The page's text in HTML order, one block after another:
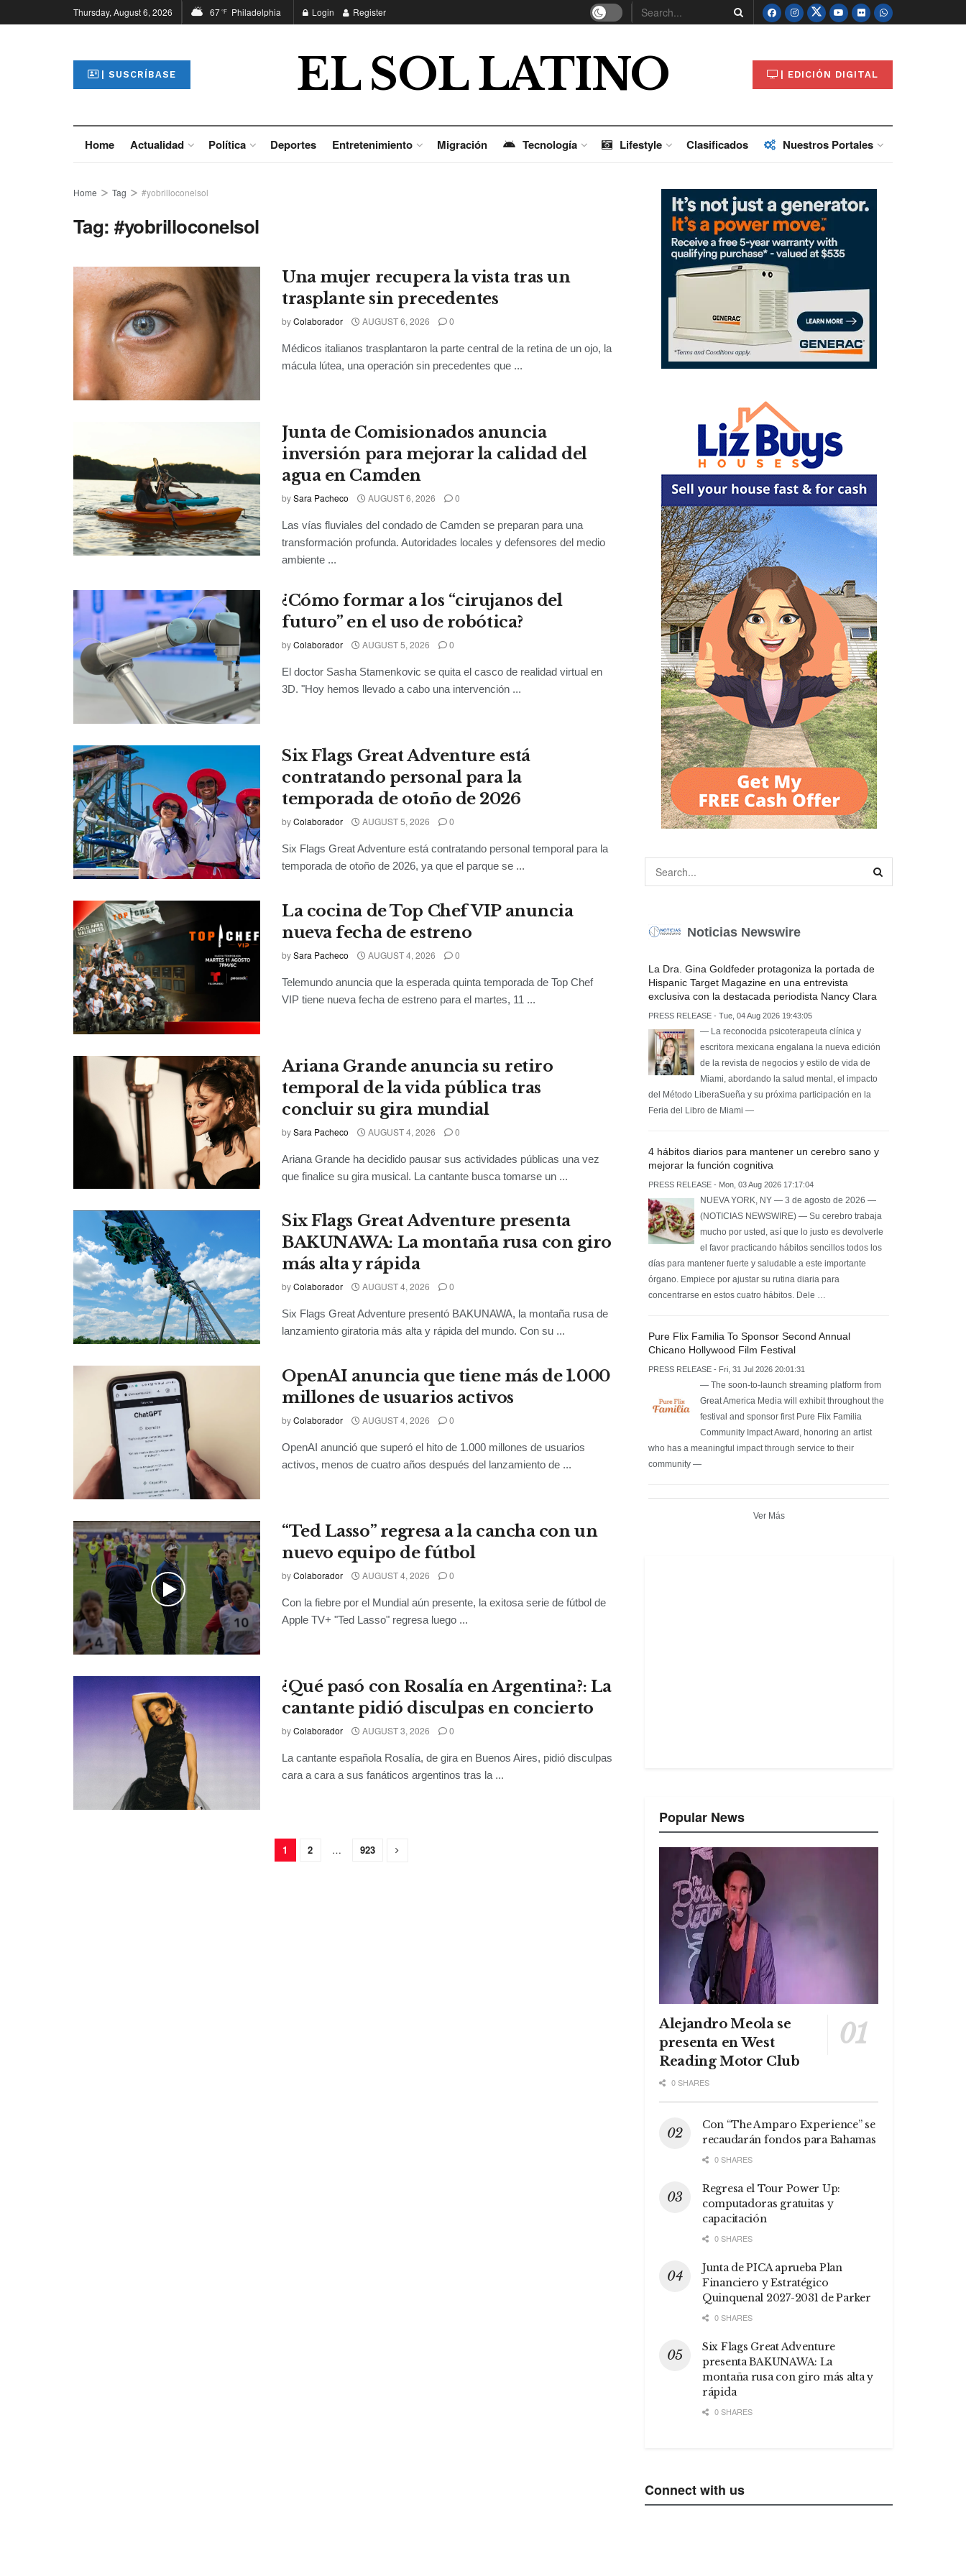
Thursday, August 6, 2026 67°F Philadelphia Login Register
| SUSCRÍBASE EL SOL LATINO | EDICIÓN DIGITAL
Home Actualidad Política Deportes Entretenimiento Migración Tecnología Lifestyle Clasificados Nuestros Portales
Home Tag #yobrilloconelsol
Tag:#yobrilloconelsol
Una mujer recupera la vista tras un
trasplante sin precedentes
byColaborador AUGUST 6, 2026 0
Médicos italianos trasplantaron la parte central de la retina de un ojo, la
mácula lútea, una operación sin precedentes que ...
Junta de Comisionados anuncia
inversión para mejorar la calidad del
agua en Camden
bySara Pacheco AUGUST 6, 2026 0
Las vías fluviales del condado de Camden se preparan para una
transformación profunda. Autoridades locales y defensores del medio
ambiente ...
¿Cómo formar a los “cirujanos del
futuro” en el uso de robótica?
byColaborador AUGUST 5, 2026 0
El doctor Sasha Stamenkovic se quita el casco de realidad virtual en
3D. "Hoy hemos llevado a cabo una intervención ...
Six Flags Great Adventure está
contratando personal para la
temporada de otoño de 2026
byColaborador AUGUST 5, 2026 0
Six Flags Great Adventure está contratando personal temporal para la
temporada de otoño de 2026, ya que el parque se ...
La cocina de Top Chef VIP anuncia
nueva fecha de estreno
bySara Pacheco AUGUST 4, 2026 0
Telemundo anuncia que la esperada quinta temporada de Top Chef
VIP tiene nueva fecha de estreno para el martes, 11 ...
Ariana Grande anuncia su retiro
temporal de la vida pública tras
concluir su gira mundial
bySara Pacheco AUGUST 4, 2026 0
Ariana Grande ha decidido pausar sus actividades públicas una vez
que finalice su gira musical. La cantante busca tomarse un ...
Six Flags Great Adventure presenta
BAKUNAWA: La montaña rusa con giro
más alta y rápida
byColaborador AUGUST 4, 2026 0
Six Flags Great Adventure presentó BAKUNAWA, la montaña rusa de
lanzamiento giratoria más alta y rápida del mundo. Con su ...
OpenAI anuncia que tiene más de 1.000
millones de usuarios activos
byColaborador AUGUST 4, 2026 0
OpenAI anunció que superó el hito de 1.000 millones de usuarios
activos, menos de cuatro años después del lanzamiento de ...
“Ted Lasso” regresa a la cancha con un
nuevo equipo de fútbol
byColaborador AUGUST 4, 2026 0
Con la fiebre por el Mundial aún presente, la exitosa serie de fútbol de
Apple TV+ "Ted Lasso" regresa luego ...
¿Qué pasó con Rosalía en Argentina?: La
cantante pidió disculpas en concierto
byColaborador AUGUST 3, 2026 0
La cantante española Rosalía, de gira en Buenos Aires, pidió disculpas
cara a cara a sus fanáticos argentinos tras la ...
1 2 … 923
Noticias Newswire
La Dra. Gina Goldfeder protagoniza la portada de
Hispanic Target Magazine en una entrevista
exclusiva con la destacada periodista Nancy Clara
PRESS RELEASE - Tue, 04 Aug 2026 19:43:05
— La reconocida psicoterapeuta clínica y
escritora mexicana engalana la nueva edición
de la revista de negocios y estilo de vida de
Miami, abordando la salud mental, el impacto
del Método LiberaSueña y su próxima participación en la
Feria del Libro de Miami —
4 hábitos diarios para mantener un cerebro sano y
mejorar la función cognitiva
PRESS RELEASE - Mon, 03 Aug 2026 17:17:04
NUEVA YORK, NY — 3 de agosto de 2026 —
(NOTICIAS NEWSWIRE) — Su cerebro trabaja
mucho por usted, así que lo justo es devolverle
el favor practicando hábitos sencillos todos los
días para mantener fuerte y saludable a este importante
órgano. Empiece por ajustar su rutina diaria para
concentrarse en estos cuatro hábitos. Dele …
Pure Flix Familia To Sponsor Second Annual
Chicano Hollywood Film Festival
PRESS RELEASE - Fri, 31 Jul 2026 20:01:31
— The soon-to-launch streaming platform from
Great America Media will exhibit throughout the
festival and sponsor first Pure Flix Familia
Community Impact Award, honoring an artist
who has a meaningful impact through service to their
community —
Ver Más
Popular News
Alejandro Meola se
presenta en West
Reading Motor Club
0 SHARES
Con “The Amparo Experience” se
recaudarán fondos para Bahamas
0 SHARES
Regresa el Tour Power Up:
computadoras gratuitas y
capacitación
0 SHARES
Junta de PICA aprueba Plan
Financiero y Estratégico
Quinquenal 2027-2031 de Parker
0 SHARES
Six Flags Great Adventure
presenta BAKUNAWA: La
montaña rusa con giro más alta y
rápida
0 SHARES
Connect with us